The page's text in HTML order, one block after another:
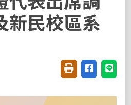
新民校區系
友善列印(開新視
分享至臉書
分享